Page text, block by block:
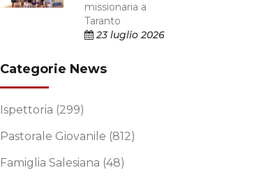
missionaria a
Taranto
23 luglio 2026
Categorie News
Ispettoria (299)
Pastorale Giovanile (812)
Famiglia Salesiana (48)